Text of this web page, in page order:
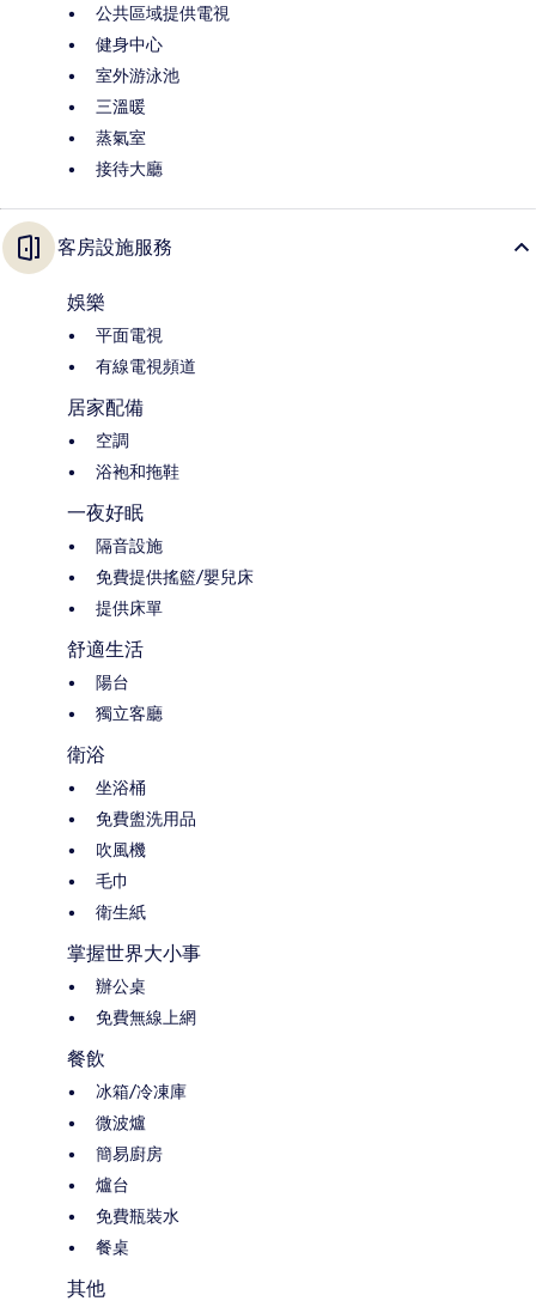
公共區域提供電視
健身中心
室外游泳池
三溫暖
蒸氣室
接待大廳
客房設施服務
娛樂
平面電視
有線電視頻道
居家配備
空調
浴袍和拖鞋
一夜好眠
隔音設施
免費提供搖籃/嬰兒床
提供床單
舒適生活
陽台
獨立客廳
衛浴
坐浴桶
免費盥洗用品
吹風機
毛巾
衛生紙
掌握世界大小事
辦公桌
免費無線上網
餐飲
冰箱/冷凍庫
微波爐
簡易廚房
爐台
免費瓶裝水
餐桌
其他